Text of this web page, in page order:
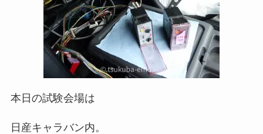
本日の試験会場は
日産キャラバン内。